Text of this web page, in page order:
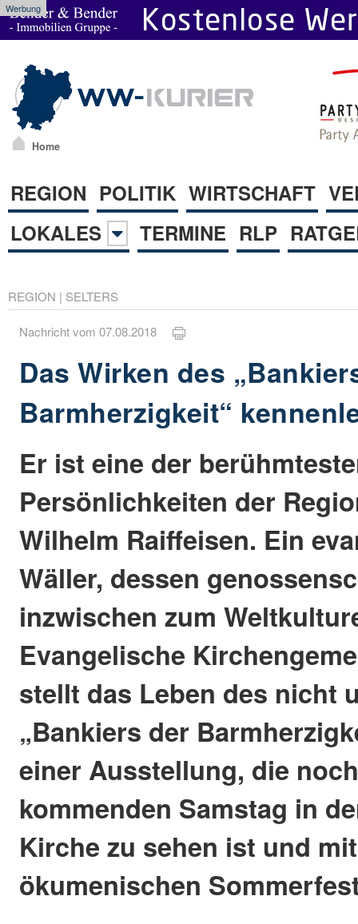
Werbung
Home
REGION POLITIK WIRTSCHAFT
LOKALES
TERMINE RLP
REGION | SELTERS
Nachricht vom 07.08.2018
Das Wirken des
Barmherzigkeit“
Er ist eine der
Persönlichkeiten der
Wilhelm Raiffeisen. Ein
Wäller, dessen
inzwischen zum
Evangelische
stellt das Leben des nicht
„Bankiers der
einer Ausstellung, die
kommenden Samstag in
Kirche zu sehen ist und
ökumenischen